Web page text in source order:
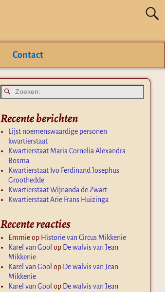
Contact
Recente berichten
Lijst noemenswaardige personen
kwartierstaat
Kwartierstaat Maria Cornelia Alexandra
Bosma
Kwartierstaat Ivo Ferdinand Josephus
Groothedde
Kwartierstaat Wijnanda de Zwart
Kwartierstaat Arie Frans Huizinga
Recente reacties
Emmieop Historie van Circus Mikkenie
Karel van Gool op De walvis van Jean
Mikkenie
Karel van Gool op De walvis van Jean
Mikkenie
Karel van Gool op De walvis van Jean